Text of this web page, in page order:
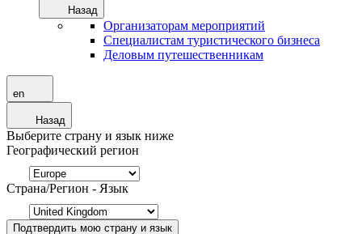
Назад
Организаторам мероприятий
Специалистам туристического бизнеса
Деловым путешественникам
en
Назад
Выберите страну и язык ниже
Географический регион
Страна/Регион - Язык
Подтвердить мою страну и язык